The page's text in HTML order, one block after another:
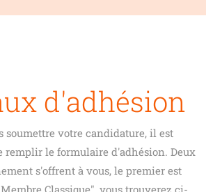
d'adhésion
soumettre votre candidature, il est
remplir le formulaire d'adhésion. Deux
s'offrent à vous, le premier est